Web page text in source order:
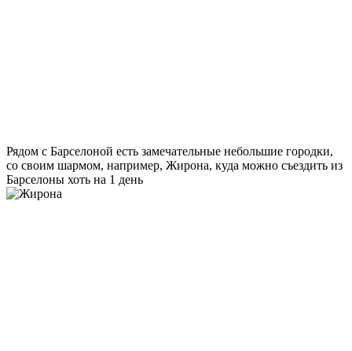
Рядом с Барселоной есть замечательные небольшие городки,
со своим шармом, например, Жирона, куда можно съездить из
Барселоны хоть на 1 день